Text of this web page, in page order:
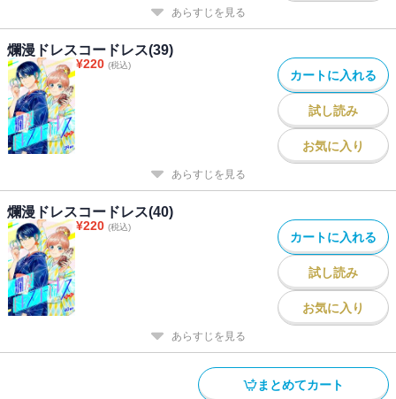
あらすじを見る
爛漫ドレスコードレス(39)
¥220 (税込)
カートに入れる
試し読み
お気に入り
あらすじを見る
爛漫ドレスコードレス(40)
¥220 (税込)
カートに入れる
試し読み
お気に入り
あらすじを見る
まとめてカート